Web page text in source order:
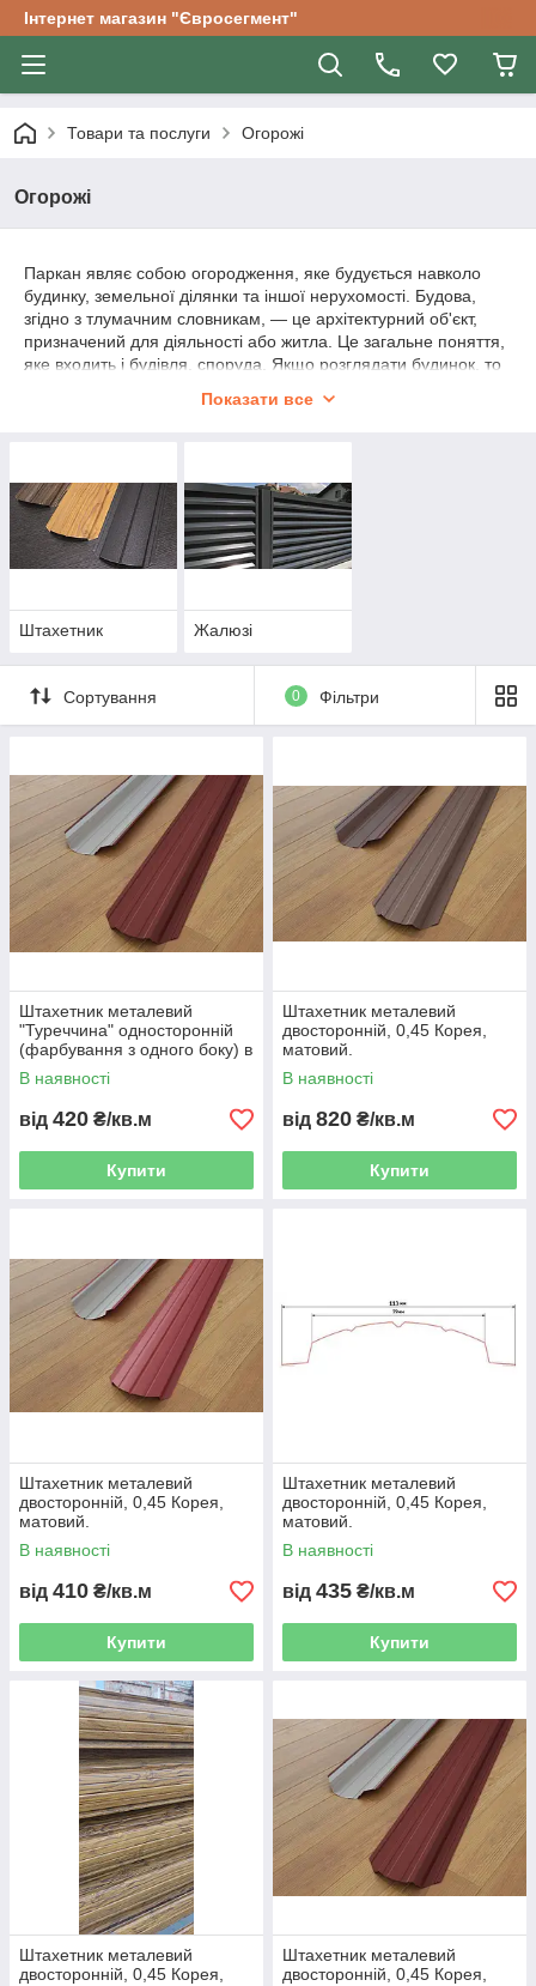
Інтернет магазин "Євросегмент"
Товари та послуги Огорожі
Огорожі
Паркан являє собою огородження, яке будується навколо
будинку, земельної ділянки та іншої нерухомості. Будова,
згідно з тлумачним словникам, — це архітектурний об'єкт,
призначений для діяльності або житла. Це загальне поняття,
яке входить і будівля, споруда. Якщо розглядати будинок, то
Показати все
Штахетник Жалюзі
Сортування 0 Фільтри
Штахетник металевий
"Туреччина" односторонній
(фарбування з одного боку) в
один ряд 0,45 Корея мат
В наявності
від 420 ₴/кв.м
Купити
Штахетник металевий
двосторонній, 0,45 Корея,
матовий.
В наявності
від 820 ₴/кв.м
Купити
Штахетник металевий
двосторонній, 0,45 Корея,
матовий.
В наявності
від 410 ₴/кв.м
Купити
Штахетник металевий
двосторонній, 0,45 Корея,
матовий.
В наявності
від 435 ₴/кв.м
Купити
Штахетник металевий
двосторонній, 0,45 Корея,
Штахетник металевий
двосторонній, 0,45 Корея,